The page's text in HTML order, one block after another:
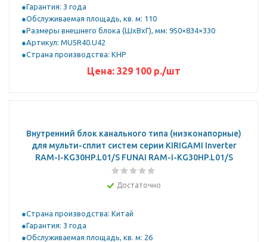
Гарантия: 3 года
Обслуживаемая площадь, кв. м: 110
Размеры внешнего блока (ШхВхГ), мм: 950×834×330
Артикул: MU5R40.U42
Страна производства: КНР
Цена: 329 100 р./шт
Внутренний блок канального типа (низконапорные)
для мульти-сплит систем серии KIRIGAMI Inverter
RAM-I-KG30HP.L01/S FUNAI RAM-I-KG30HP.L01/S
Достаточно
Страна производства: Китай
Гарантия: 3 года
Обслуживаемая площадь, кв. м: 26